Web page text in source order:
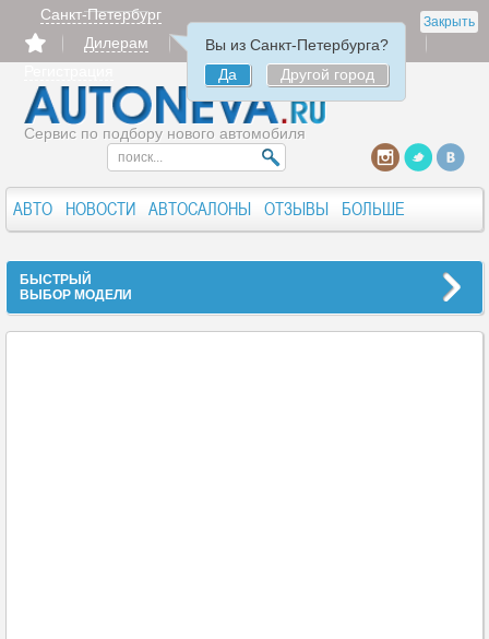
Закрыть
Санкт-Петербург
Вы из Санкт-Петербурга?
Да
Другой город
Дилерам Продать
Авторизация
Сервис по подбору нового автомобиля
АВТО НОВОСТИ АВТОСАЛОНЫ ОТЗЫВЫ БОЛЬШЕ
БЫСТРЫЙ
ВЫБОР МОДЕЛИ